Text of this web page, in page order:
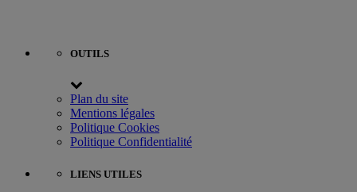
OUTILS
Plan du site
Mentions légales
Politique Cookies
Politique Confidentialité
LIENS UTILES